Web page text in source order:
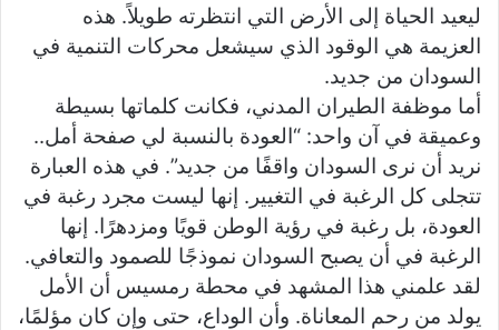
ليعيد الحياة إلى الأرض التي انتظرته طويلاً. هذه
العزيمة هي الوقود الذي سيشعل محركات التنمية في
السودان من جديد.
أما موظفة الطيران المدني، فكانت كلماتها بسيطة
وعميقة في آن واحد: “العودة بالنسبة لي صفحة أمل..
نريد أن نرى السودان واقفًا من جديد”. في هذه العبارة
تتجلى كل الرغبة في التغيير. إنها ليست مجرد رغبة في
العودة، بل رغبة في رؤية الوطن قويًا ومزدهرًا. إنها
الرغبة في أن يصبح السودان نموذجًا للصمود والتعافي.
لقد علمني هذا المشهد في محطة رمسيس أن الأمل
يولد من رحم المعاناة. وأن الوداع، حتى وإن كان مؤلمًا،